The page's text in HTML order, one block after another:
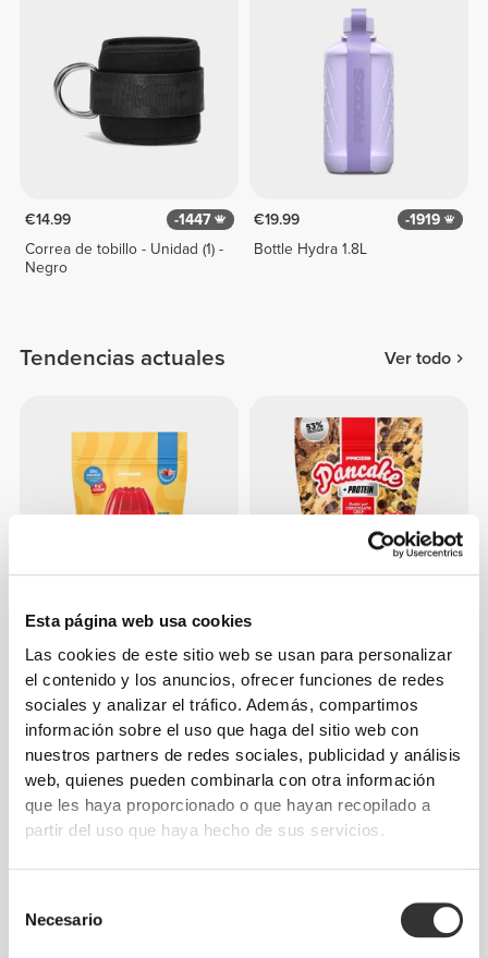
Esta página web usa cookies
Las cookies de este sitio web se usan para personalizar
el contenido y los anuncios, ofrecer funciones de redes
sociales y analizar el tráfico. Además, compartimos
información sobre el uso que haga del sitio web con
nuestros partners de redes sociales, publicidad y análisis
web, quienes pueden combinarla con otra información
que les haya proporcionado o que hayan recopilado a
partir del uso que haya hecho de sus servicios.
Necesario
€14.99
-1447
Correa de tobillo - Unidad (1) -
Negro
€19.99
-1919
Bottle Hydra 1.8L
Tendencias actuales Ver todo
€11.69 €12.99
Preparado para gelatina
proteica 400 g
Pancake + Protein - Tortitas
de avena con proteína 900 g
NOVEDADES